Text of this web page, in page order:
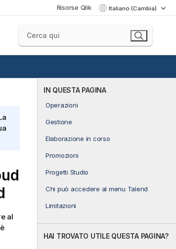
Risorse Qlik Italiano (Cambia)
IN QUESTA PAGINA
Operazioni
Gestione
Elaborazione in corso
Promozioni
Progetti Studio
Chi può accedere al menu Talend
Limitazioni
HAI TROVATO UTILE QUESTA PAGINA?
al